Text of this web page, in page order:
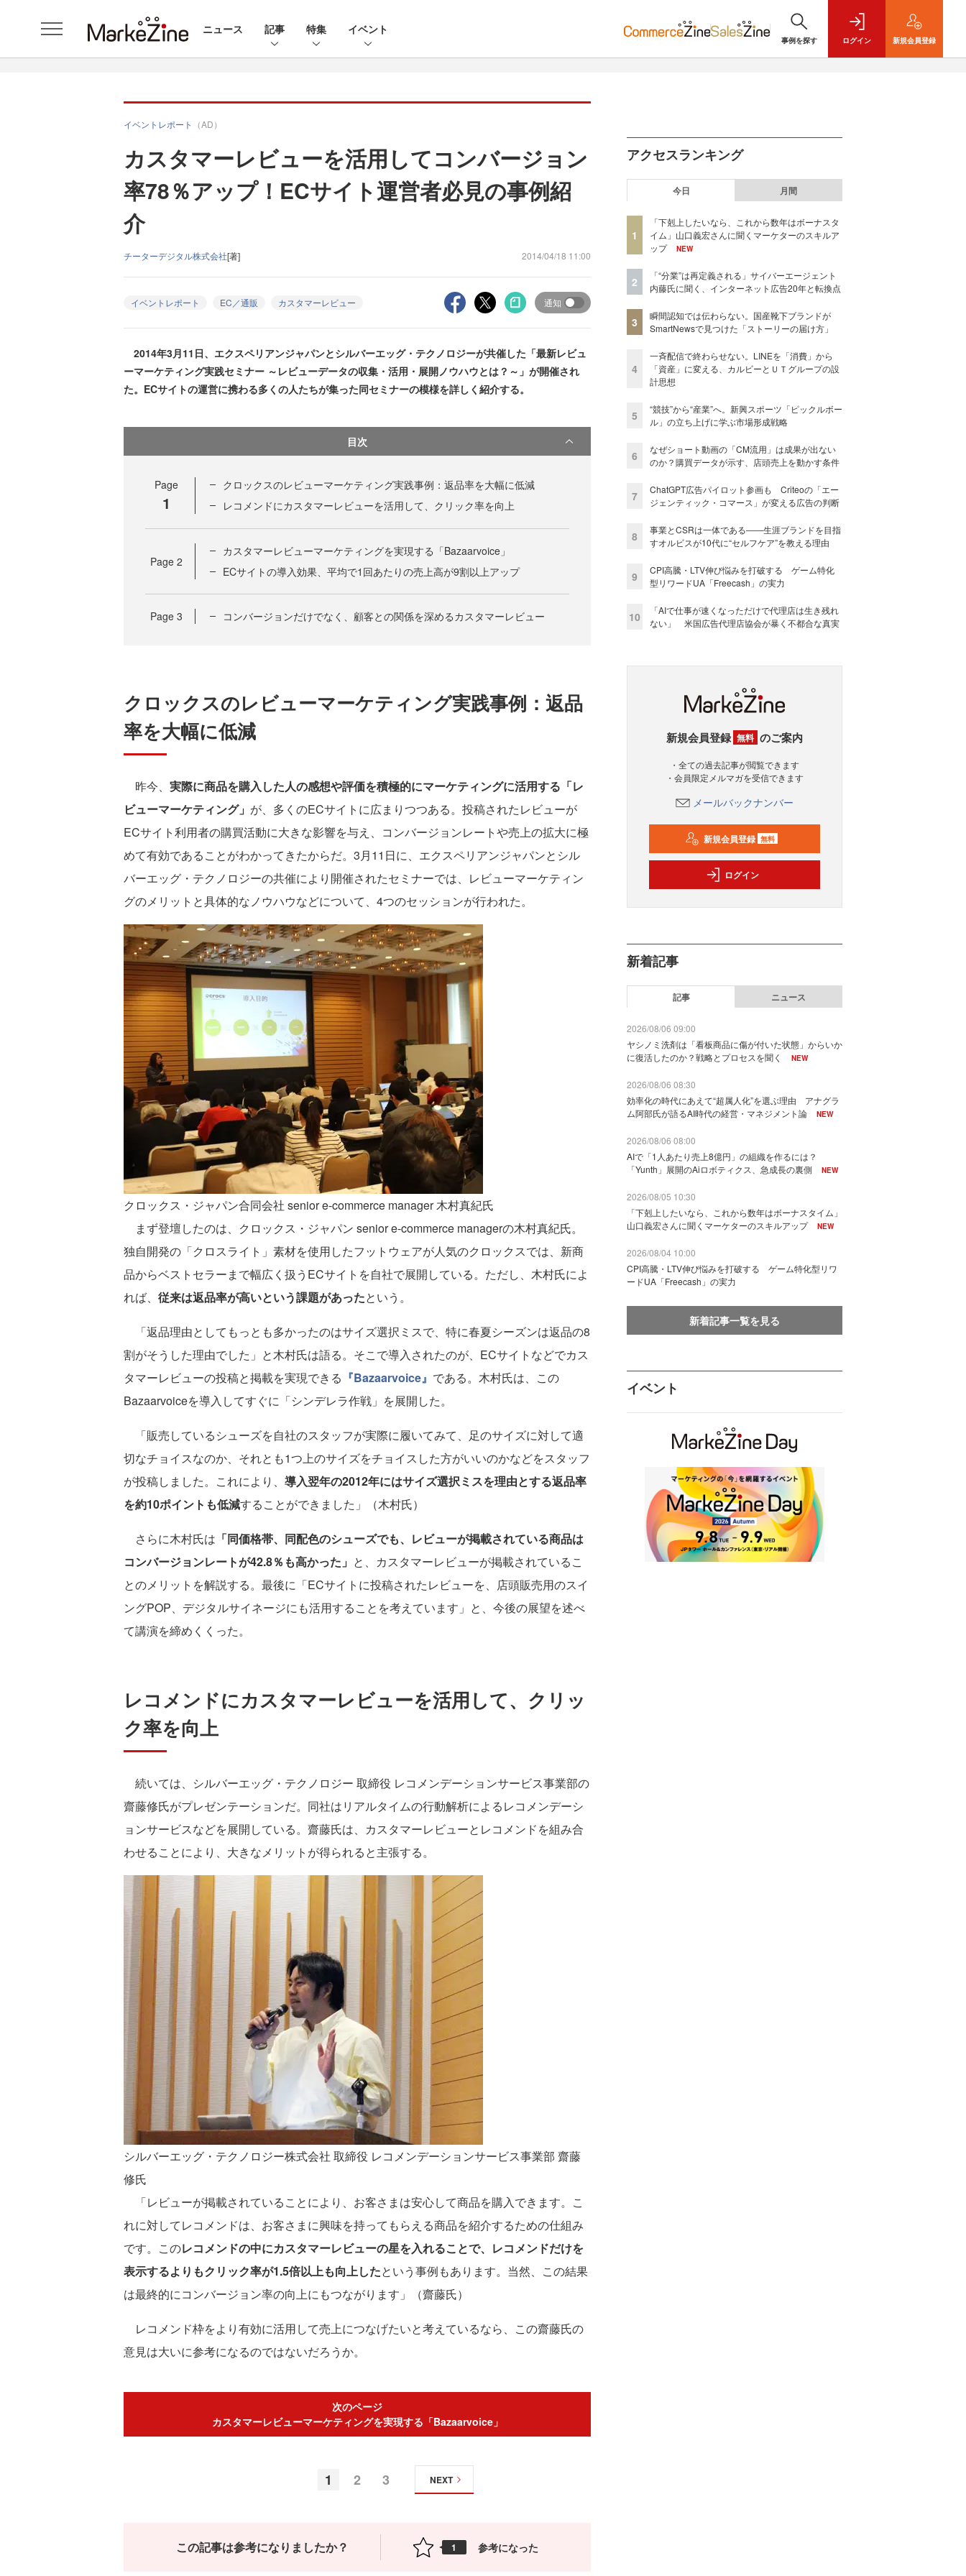
ニュース 記事 特集 イベント
事例を探す ログイン 新規会員登録
イベントレポート （AD）
カスタマーレビューを活用してコンバージョン
率78％アップ！ECサイト運営者必見の事例紹
介
チーターデジタル株式会社[著] 2014/04/18 11:00
イベントレポート EC／通販 カスタマーレビュー 通知
2014年3月11日、エクスペリアンジャパンとシルバーエッグ・テクノロジーが共催した「最新レビュ
ーマーケティング実践セミナー ～レビューデータの収集・活用・展開ノウハウとは？～」が開催され
た。ECサイトの運営に携わる多くの人たちが集った同セミナーの模様を詳しく紹介する。
目次
Page
1
クロックスのレビューマーケティング実践事例：返品率を大幅に低減
レコメンドにカスタマーレビューを活用して、クリック率を向上
Page 2
カスタマーレビューマーケティングを実現する「Bazaarvoice」
ECサイトの導入効果、平均で1回あたりの売上高が9割以上アップ
Page 3 コンバージョンだけでなく、顧客との関係を深めるカスタマーレビュー
クロックスのレビューマーケティング実践事例：返品
率を大幅に低減
昨今、 実際に商品を購入した人の感想や評価を積極的にマーケティングに活用する「レ
ビューマーケティング」 が、多くのECサイトに広まりつつある。投稿されたレビューが
ECサイト利用者の購買活動に大きな影響を与え、コンバージョンレートや売上の拡大に極
めて有効であることがわかってきたからだ。3月11日に、エクスペリアンジャパンとシル
バーエッグ・テクノロジーの共催により開催されたセミナーでは、レビューマーケティン
グのメリットと具体的なノウハウなどについて、4つのセッションが行われた。
クロックス・ジャパン合同会社 senior e-commerce manager 木村真紀氏
まず登壇したのは、クロックス・ジャパン senior e-commerce managerの木村真紀氏。
独自開発の「クロスライト」素材を使用したフットウェアが人気のクロックスでは、新商
品からベストセラーまで幅広く扱うECサイトを自社で展開している。ただし、木村氏によ
れば、 従来は返品率が高いという課題があったという。
「返品理由としてもっとも多かったのはサイズ選択ミスで、特に春夏シーズンは返品の8
割がそうした理由でした」と木村氏は語る。そこで導入されたのが、ECサイトなどでカス
タマーレビューの投稿と掲載を実現できる 『Bazaarvoice』 である。木村氏は、この
Bazaarvoiceを導入してすぐに「シンデレラ作戦」を展開した。
「販売しているシューズを自社のスタッフが実際に履いてみて、足のサイズに対して適
切なチョイスなのか、それとも1つ上のサイズをチョイスした方がいいのかなどをスタッフ
が投稿しました。これにより、 導入翌年の2012年にはサイズ選択ミスを理由とする返品率
を約10ポイントも低減することができました」（木村氏）
さらに木村氏は 「同価格帯、同配色のシューズでも、レビューが掲載されている商品は
コンバージョンレートが42.8％も高かった」 と、カスタマーレビューが掲載されているこ
とのメリットを解説する。最後に「ECサイトに投稿されたレビューを、店頭販売用のスイ
ングPOP、デジタルサイネージにも活用することを考えています」と、今後の展望を述べ
て講演を締めくくった。
レコメンドにカスタマーレビューを活用して、クリッ
ク率を向上
続いては、シルバーエッグ・テクノロジー 取締役 レコメンデーションサービス事業部の
齋藤修氏がプレゼンテーションだ。同社はリアルタイムの行動解析によるレコメンデーシ
ョンサービスなどを展開している。齋藤氏は、カスタマーレビューとレコメンドを組み合
わせることにより、大きなメリットが得られると主張する。
シルバーエッグ・テクノロジー株式会社 取締役 レコメンデーションサービス事業部 齋藤
修氏
「レビューが掲載されていることにより、お客さまは安心して商品を購入できます。こ
れに対してレコメンドは、お客さまに興味を持ってもらえる商品を紹介するための仕組み
です。このレコメンドの中にカスタマーレビューの星を入れることで、レコメンドだけを
表示するよりもクリック率が1.5倍以上も向上したという事例もあります。当然、この結果
は最終的にコンバージョン率の向上にもつながります」（齋藤氏）
レコメンド枠をより有効に活用して売上につなげたいと考えているなら、この齋藤氏の
意見は大いに参考になるのではないだろうか。
次のページ
カスタマーレビューマーケティングを実現する「Bazaarvoice」
1 2 3 NEXT
この記事は参考になりましたか？ 1 参考になった
アクセスランキング
今日 月間
1
「下剋上したいなら、これから数年はボーナスタ
イム」山口義宏さんに聞くマーケターのスキルア
ップ
NEW
2
「“分業”は再定義される」サイバーエージェント
内藤氏に聞く、インターネット広告20年と転換点
3
瞬間認知では伝わらない。国産靴下ブランドが
SmartNewsで見つけた「ストーリーの届け方」
4
一斉配信で終わらせない。LINEを「消費」から
「資産」に変える、カルビーとＵＴグループの設
計思想
5
“競技”から“産業”へ。新興スポーツ「ピックルボー
ル」の立ち上げに学ぶ市場形成戦略
6
なぜショート動画の「CM流用」は成果が出ない
のか？購買データが示す、店頭売上を動かす条件
7
ChatGPT広告パイロット参画も Criteoの「エー
ジェンティック・コマース」が変える広告の判断
8
事業とCSRは一体である――生涯ブランドを目指
すオルビスが10代に“セルフケア”を教える理由
9
CPI高騰・LTV伸び悩みを打破する ゲーム特化
型リワードUA「Freecash」の実力
10
「AIで仕事が速くなっただけで代理店は生き残れ
ない」 米国広告代理店協会が暴く不都合な真実
新規会員登録 無料 のご案内
・全ての過去記事が閲覧できます
・会員限定メルマガを受信できます
メールバックナンバー
新規会員登録 無料
ログイン
新着記事
記事 ニュース
2026/08/06 09:00
ヤシノミ洗剤は「看板商品に傷が付いた状態」からいか
に復活したのか？戦略とプロセスを聞く
NEW
2026/08/06 08:30
効率化の時代にあえて“超属人化”を選ぶ理由 アナグラ
ム阿部氏が語るAI時代の経営・マネジメント論
NEW
2026/08/06 08:00
AIで「1人あたり売上8億円」の組織を作るには？
「Yunth」展開のAiロボティクス、急成長の裏側
NEW
2026/08/05 10:30
「下剋上したいなら、これから数年はボーナスタイム」
山口義宏さんに聞くマーケターのスキルアップ
NEW
2026/08/04 10:00
CPI高騰・LTV伸び悩みを打破する ゲーム特化型リワ
ードUA「Freecash」の実力
新着記事一覧を見る
イベント